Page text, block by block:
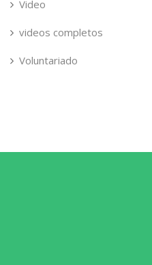
Video
videos completos
Voluntariado